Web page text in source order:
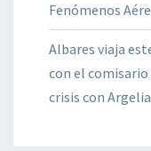
Fenómenos
Albares viaja
con el comisario
crisis con Argelia